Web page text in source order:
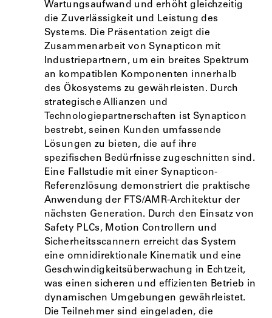
Wartungsaufwand und erhöht gleichzeitig
die Zuverlässigkeit und Leistung des
Systems. Die Präsentation zeigt die
Zusammenarbeit von Synapticon mit
Industriepartnern, um ein breites Spektrum
an kompatiblen Komponenten innerhalb
des Ökosystems zu gewährleisten. Durch
strategische Allianzen und
Technologiepartnerschaften ist Synapticon
bestrebt, seinen Kunden umfassende
Lösungen zu bieten, die auf ihre
spezifischen Bedürfnisse zugeschnitten sind.
Eine Fallstudie mit einer Synapticon-
Referenzlösung demonstriert die praktische
Anwendung der FTS/AMR-Architektur der
nächsten Generation. Durch den Einsatz von
Safety PLCs, Motion Controllern und
Sicherheitsscannern erreicht das System
eine omnidirektionale Kinematik und eine
Geschwindigkeitsüberwachung in Echtzeit,
was einen sicheren und effizienten Betrieb in
dynamischen Umgebungen gewährleistet.
Die Teilnehmer sind eingeladen, die